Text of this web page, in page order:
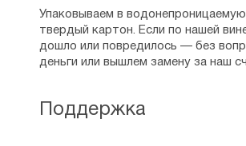
Поддержка
Упаковываем в водонепроницаемую
твердый картон. Если по нашей
дошло или повредилось — без
деньги или вышлем замену за наш